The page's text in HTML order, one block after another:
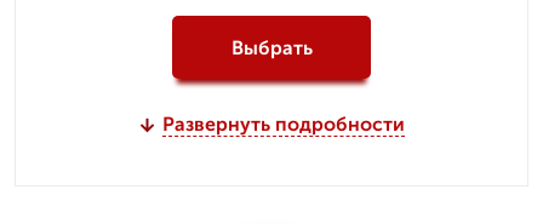
Выбрать
Развернуть подробности